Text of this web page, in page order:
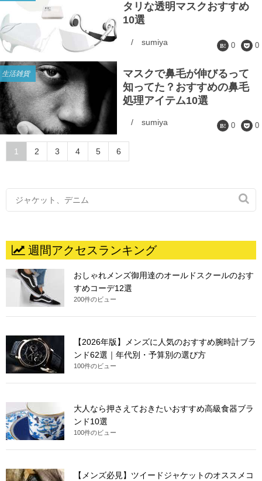
タリな透明マスクおすすめ
10選
/ sumiya 0 0
生活雑貨
マスクで鼻毛が伸びるって
知ってた？おすすめの鼻毛
処理アイテム10選
/ sumiya 0 0
1 2 3 4 5 6

週間アクセスランキング
おしゃれメンズ御用達のオールドスクールのおす
すめコーデ12選
200件のビュー
【2026年版】メンズに人気のおすすめ腕時計ブラ
ンド62選｜年代別・予算別の選び方
100件のビュー
大人なら押さえておきたいおすすめ高級食器ブラ
ンド10選
100件のビュー
【メンズ必見】ツイードジャケットのオススメコ